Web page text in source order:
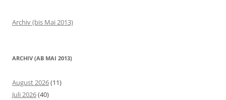
Archiv (bis Mai 2013)
ARCHIV (AB MAI 2013)
August 2026(11)
Juli 2026(40)